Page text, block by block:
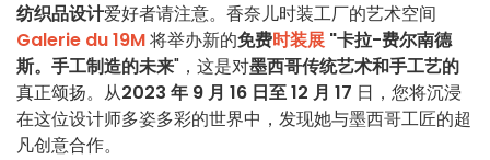
纺织品设计爱好者请注意。香奈儿时装工厂的艺术空间
Galerie du 19M将举办新的免费时装展 "卡拉-费尔南德
斯。手工制造的未来"，这是对墨西哥传统艺术和手工艺的
真正颂扬。从2023 年 9 月 16 日至 12 月 17 日，您将沉浸
在这位设计师多姿多彩的世界中，发现她与墨西哥工匠的超
凡创意合作。